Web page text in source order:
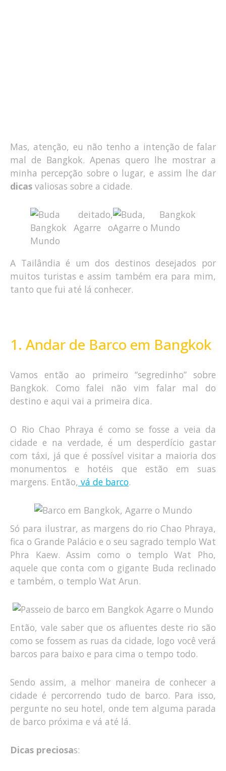
Mas, atenção, eu não tenho a intenção de falar
mal de Bangkok. Apenas quero lhe mostrar a
minha percepção sobre o lugar, e assim lhe dar
dicas valiosas sobre a cidade.
A Tailândia é um dos destinos desejados por
muitos turistas e assim também era para mim,
tanto que fui até lá conhecer.
1. Andar de Barco em Bangkok
Vamos então ao primeiro “segredinho” sobre
Bangkok. Como falei não vim falar mal do
destino e aqui vai a primeira dica.
O Rio Chao Phraya é como se fosse a veia da
cidade e na verdade, é um desperdício gastar
com táxi, já que é possível visitar a maioria dos
monumentos e hotéis que estão em suas
margens. Então, vá de barco.
Só para ilustrar, as margens do rio Chao Phraya,
fica o Grande Palácio e o seu sagrado templo Wat
Phra Kaew. Assim como o templo Wat Pho,
aquele que conta com o gigante Buda reclinado
e também, o templo Wat Arun.
Então, vale saber que os afluentes deste rio são
como se fossem as ruas da cidade, logo você verá
barcos para baixo e para cima o tempo todo.
Sendo assim, a melhor maneira de conhecer a
cidade é percorrendo tudo de barco. Para isso,
pergunte no seu hotel, onde tem alguma parada
de barco próxima e vá até lá.
Dicas preciosas: